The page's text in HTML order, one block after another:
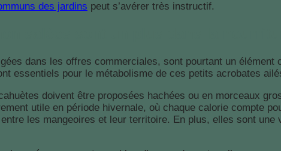
des jardins peut s’avérer très instructif.
dans les offres commerciales, sont pourtant un
essentiels pour le métabolisme de ces petits acrobates
doivent être proposées hachées ou en morceaux
utile en période hivernale, où chaque calorie compte
les mangeoires et leur territoire. En plus, elles sont